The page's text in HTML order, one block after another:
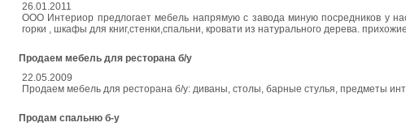
26.01.2011
ООО Интериор предлогает мебель напрямую с завода миную посредников у
горки , шкафы для книг,стенки,спальни, кровати из натурального дерева.
Продаем мебель для ресторана б/у
22.05.2009
Продаем мебель для ресторана б/у: диваны, столы, барные стулья, предметы
Продам спальню б-у